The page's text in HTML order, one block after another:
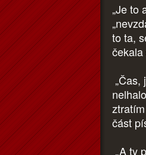
„Je to
to ta,
„Čas,
část
„A ty